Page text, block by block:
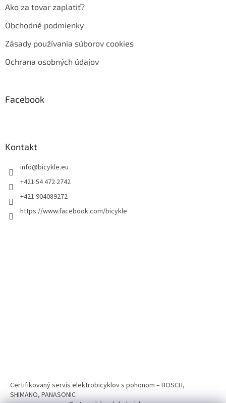
Ako za tovar zaplatiť?
Obchodné podmienky
Zásady používania súborov cookies
Ochrana osobných údajov
Facebook
Kontakt
info@bicykle.eu
+421 54 472 2742
+421 904089272
https://www.facebook.com/bicykle
Certifikovaný servis elektrobicyklov s pohonom – BOSCH,
SHIMANO, PANASONIC